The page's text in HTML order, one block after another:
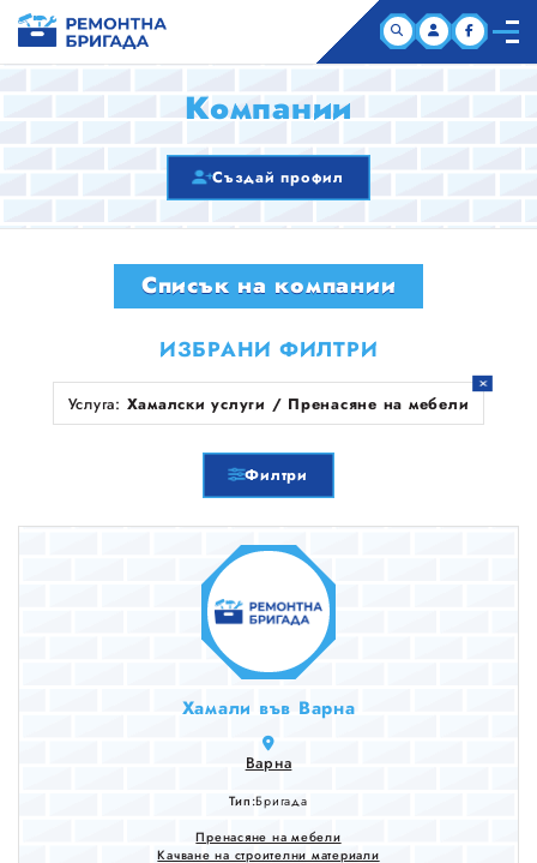
КОМПАНИИ
ЗА НАС
Компании
Създай профил
Списък на компании
ИЗБРАНИ ФИЛТРИ
Услуга: Хамалски услуги / Пренасяне на мебели
Филтри
Хамали във Варна
Варна
Тип:Бригада
Пренасяне на мебели
Качване на строителни материали